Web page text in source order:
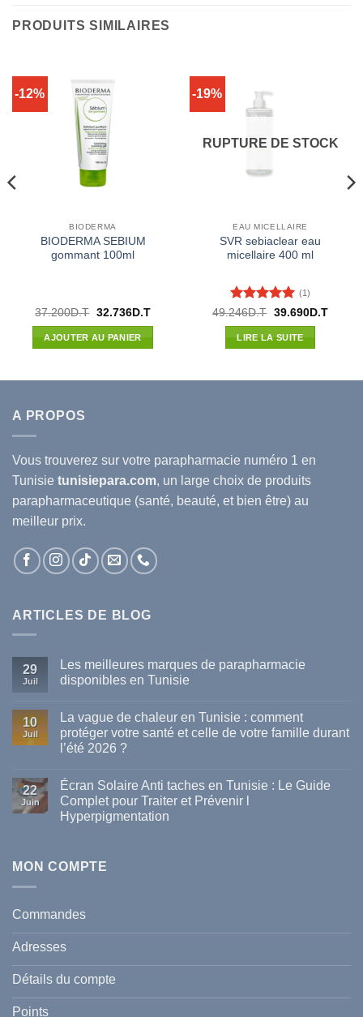
PRODUITS SIMILAIRES
-12%
BIODERMA
BIODERMA SEBIUM
gommant 100ml
37.200D.T Le
initial
était :
32.736D.TLe
AJOUTER AU PANIER
-19%
RUPTURE DE STOCK
EAU MICELLAIRE
SVR sebiaclear eau
micellaire 400 ml
Note5 sur
5
(1)
49.246D.T Le
initial
était :
39.690D.TLe
LIRE LA SUITE
A PROPOS
Vous trouverez sur votre parapharmacie numéro 1 en
Tunisie tunisiepara.com, un large choix de produits
parapharmaceutique (santé, beauté, et bien être) au
meilleur prix.
ARTICLES DE BLOG
29
Juil
Les meilleures marques de parapharmacie
disponibles en Tunisie
sur
meilleures
marques
disponibles
en
Tunisie
10
Juil
La vague de chaleur en Tunisie : comment
protéger votre santé et celle de votre famille durant
l’été 2026 ?
sur
La
vague
de
comment
et
celle
de
votre
famille
durant
l’été
2026
?
22
Juin
Écran Solaire Anti taches en Tunisie : Le Guide
Complet pour Traiter et Prévenir l
Hyperpigmentation
Écran
Solaire
Tunisie
Guide
pour
Traiter
Prévenir
MON COMPTE
Commandes
Adresses
Détails du compte
Points